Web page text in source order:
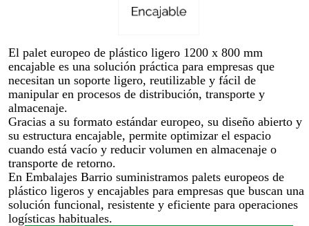
El palet europeo de plástico ligero 1200 x 800 mm
encajable es una solución práctica para empresas que
necesitan un soporte ligero, reutilizable y fácil de
manipular en procesos de distribución, transporte y
almacenaje.
Gracias a su formato estándar europeo, su diseño abierto y
su estructura encajable, permite optimizar el espacio
cuando está vacío y reducir volumen en almacenaje o
transporte de retorno.
En Embalajes Barrio suministramos palets europeos de
plástico ligeros y encajables para empresas que buscan una
solución funcional, resistente y eficiente para operaciones
logísticas habituales.